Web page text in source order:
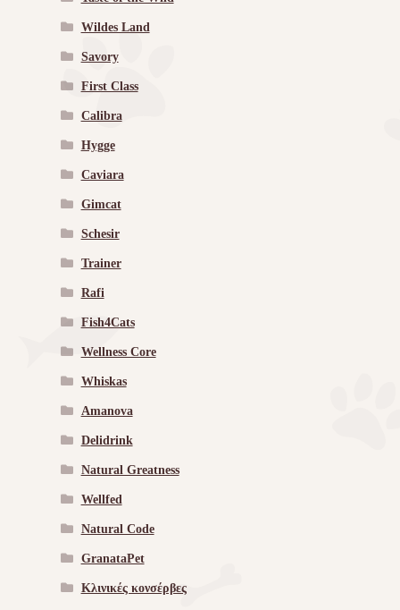
Wildes Land
Savory
First Class
Calibra
Hygge
Caviara
Gimcat
Schesir
Trainer
Rafi
Fish4Cats
Wellness Core
Whiskas
Amanova
Delidrink
Natural Greatness
Wellfed
Natural Code
GranataPet
Κλινικές κονσέρβες